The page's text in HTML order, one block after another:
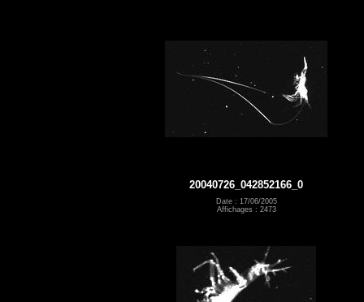
20040726_042852166_0
Date : 17/06/2005
Affichages : 2473